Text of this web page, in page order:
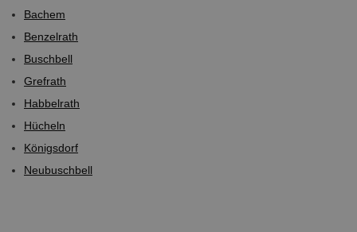
Bachem
Benzelrath
Buschbell
Grefrath
Habbelrath
Hücheln
Königsdorf
Neubuschbell